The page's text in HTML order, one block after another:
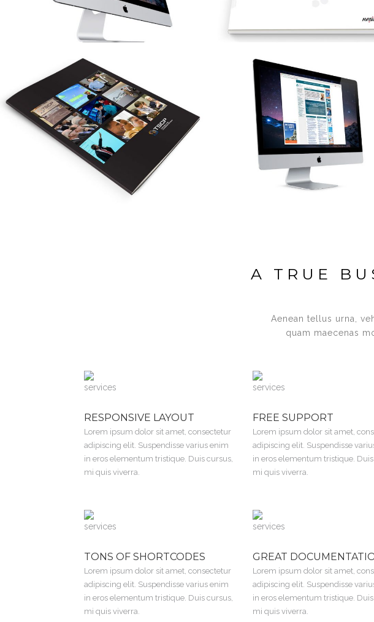
A TRUE
Aenean tellus urna,
quam maecenas
RESPONSIVE LAYOUT
Lorem ipsum dolor sit amet, consectetur
adipiscing elit. Suspendisse varius enim
in eros elementum tristique. Duis cursus,
mi quis viverra.
FREE SUPPORT
Lorem ipsum dolor sit amet,
adipiscing elit. Suspendisse
in eros elementum tristique. Duis
mi quis viverra.
TONS OF SHORTCODES
Lorem ipsum dolor sit amet, consectetur
adipiscing elit. Suspendisse varius enim
in eros elementum tristique. Duis cursus,
mi quis viverra.
GREAT
Lorem ipsum dolor sit amet,
adipiscing elit. Suspendisse
in eros elementum tristique. Duis
mi quis viverra.